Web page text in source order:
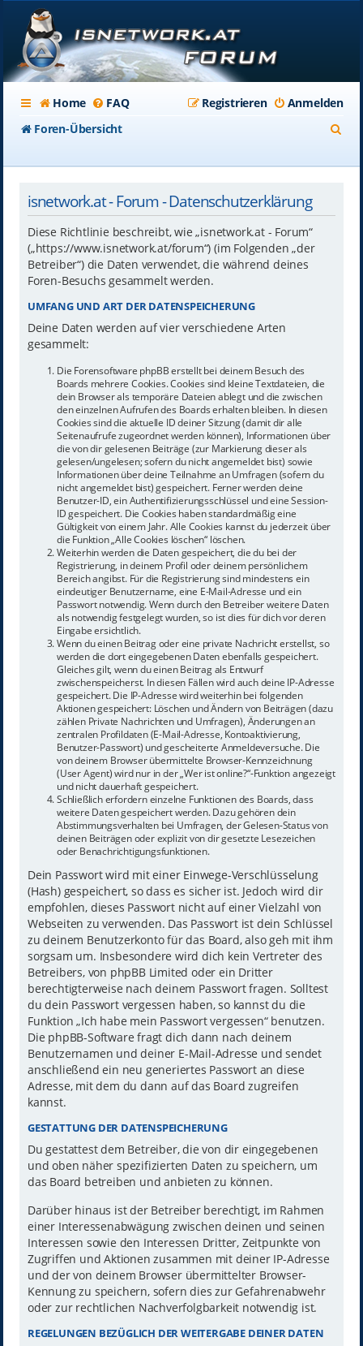
Home FAQ Anmelden
Registrieren
Foren-Übersicht
isnetwork.at - Forum - Datenschutzerklärung
Diese Richtlinie beschreibt, wie „isnetwork.at - Forum“
(„https://www.isnetwork.at/forum“) (im Folgenden „der
Betreiber“) die Daten verwendet, die während deines
Foren-Besuchs gesammelt werden.
UMFANG UND ART DER DATENSPEICHERUNG
Deine Daten werden auf vier verschiedene Arten
gesammelt:
Die Forensoftware phpBB erstellt bei deinem Besuch des
Boards mehrere Cookies. Cookies sind kleine Textdateien, die
dein Browser als temporäre Dateien ablegt und die zwischen
den einzelnen Aufrufen des Boards erhalten bleiben. In diesen
Cookies sind die aktuelle ID deiner Sitzung (damit dir alle
Seitenaufrufe zugeordnet werden können), Informationen über
die von dir gelesenen Beiträge (zur Markierung dieser als
gelesen/ungelesen; sofern du nicht angemeldet bist) sowie
Informationen über deine Teilnahme an Umfragen (sofern du
nicht angemeldet bist) gespeichert. Ferner werden deine
Benutzer-ID, ein Authentifizierungsschlüssel und eine Session-
ID gespeichert. Die Cookies haben standardmäßig eine
Gültigkeit von einem Jahr. Alle Cookies kannst du jederzeit über
die Funktion „Alle Cookies löschen“ löschen.
Weiterhin werden die Daten gespeichert, die du bei der
Registrierung, in deinem Profil oder deinem persönlichem
Bereich angibst. Für die Registrierung sind mindestens ein
eindeutiger Benutzername, eine E-Mail-Adresse und ein
Passwort notwendig. Wenn durch den Betreiber weitere Daten
als notwendig festgelegt wurden, so ist dies für dich vor deren
Eingabe ersichtlich.
Wenn du einen Beitrag oder eine private Nachricht erstellst, so
werden die dort eingegebenen Daten ebenfalls gespeichert.
Gleiches gilt, wenn du einen Beitrag als Entwurf
zwischenspeicherst. In diesen Fällen wird auch deine IP-Adresse
gespeichert. Die IP-Adresse wird weiterhin bei folgenden
Aktionen gespeichert: Löschen und Ändern von Beiträgen (dazu
zählen Private Nachrichten und Umfragen), Änderungen an
zentralen Profildaten (E-Mail-Adresse, Kontoaktivierung,
Benutzer-Passwort) und gescheiterte Anmeldeversuche. Die
von deinem Browser übermittelte Browser-Kennzeichnung
(User Agent) wird nur in der „Wer ist online?“-Funktion angezeigt
und nicht dauerhaft gespeichert.
Schließlich erfordern einzelne Funktionen des Boards, dass
weitere Daten gespeichert werden. Dazu gehören dein
Abstimmungsverhalten bei Umfragen, der Gelesen-Status von
deinen Beiträgen oder explizit von dir gesetzte Lesezeichen
oder Benachrichtigungsfunktionen.
Dein Passwort wird mit einer Einwege-Verschlüsselung
(Hash) gespeichert, so dass es sicher ist. Jedoch wird dir
empfohlen, dieses Passwort nicht auf einer Vielzahl von
Webseiten zu verwenden. Das Passwort ist dein Schlüssel
zu deinem Benutzerkonto für das Board, also geh mit ihm
sorgsam um. Insbesondere wird dich kein Vertreter des
Betreibers, von phpBB Limited oder ein Dritter
berechtigterweise nach deinem Passwort fragen. Solltest
du dein Passwort vergessen haben, so kannst du die
Funktion „Ich habe mein Passwort vergessen“ benutzen.
Die phpBB-Software fragt dich dann nach deinem
Benutzernamen und deiner E-Mail-Adresse und sendet
anschließend ein neu generiertes Passwort an diese
Adresse, mit dem du dann auf das Board zugreifen
kannst.
GESTATTUNG DER DATENSPEICHERUNG
Du gestattest dem Betreiber, die von dir eingegebenen
und oben näher spezifizierten Daten zu speichern, um
das Board betreiben und anbieten zu können.
Darüber hinaus ist der Betreiber berechtigt, im Rahmen
einer Interessenabwägung zwischen deinen und seinen
Interessen sowie den Interessen Dritter, Zeitpunkte von
Zugriffen und Aktionen zusammen mit deiner IP-Adresse
und der von deinem Browser übermittelter Browser-
Kennung zu speichern, sofern dies zur Gefahrenabwehr
oder zur rechtlichen Nachverfolgbarkeit notwendig ist.
REGELUNGEN BEZÜGLICH DER WEITERGABE DEINER DATEN